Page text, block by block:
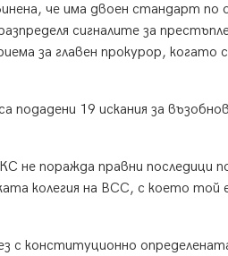
че има двоен стандарт
сигналите за
за главен прокурор, когато
19 искания за
не поражда правни последици
колегия на ВСС, с което той е
с конституционно